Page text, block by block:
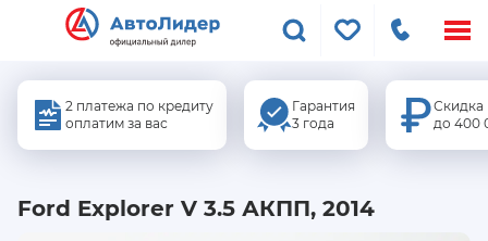
2 платежа по кредиту
оплатим за вас
Гарантия
3 года
Скидка
до 400
Ford Explorer V 3.5 АКПП, 2014